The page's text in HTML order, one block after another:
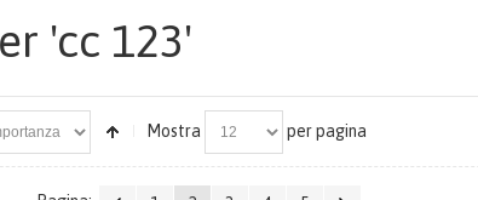
'cc 123'
Mostra per pagina